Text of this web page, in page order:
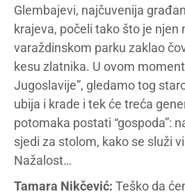
Glembajevi, najčuvenija
krajeva, počeli tako što je njen
varaždinskom parku zaklao
kesu zlatnika. U ovom
Jugoslavije”, gledamo tog
ubija i krade i tek će treća
potomaka postati “gospoda”:
sjedi za stolom, kako se služi
Nažalost…
Tamara Nikčević: Teško da